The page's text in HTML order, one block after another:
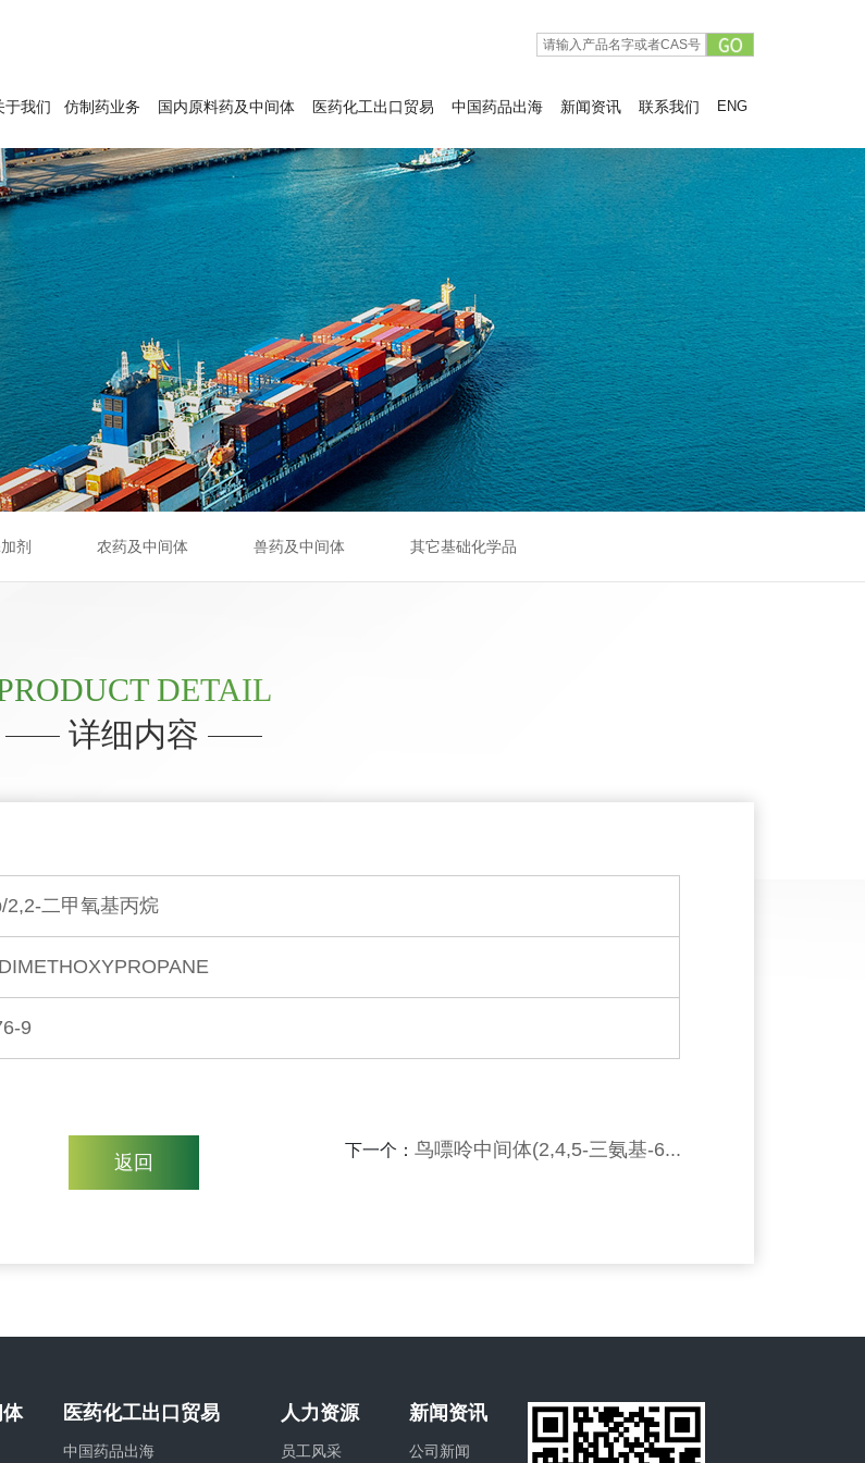
于我们 仿制药业务 国内原料药及中间体 医药化工出口贸易 中国药品出海 新闻资讯 联系我们 ENG
剂 农药及中间体 兽药及中间体 其它基础化学品
DETAIL
详细内容
2,2-二甲氧基丙烷
9
返回
下一个： 鸟嘌呤中间体(2,4,5-三氨基-6...
医药化工出口贸易
中国药品出海
人力资源
员工风采
新闻资讯
公司新闻